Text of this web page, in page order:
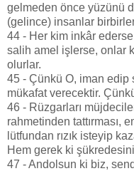
gelmeden önce yüzünü
(gelince) insanlar
44 - Her kim inkâr
salih amel işlerse, onlar
olurlar.
45 - Çünkü O, iman
mükafat verecektir.
46 - Rüzgarları
rahmetinden tattırması,
lütfundan rızık isteyip
Hem gerek ki
47 - Andolsun ki biz,